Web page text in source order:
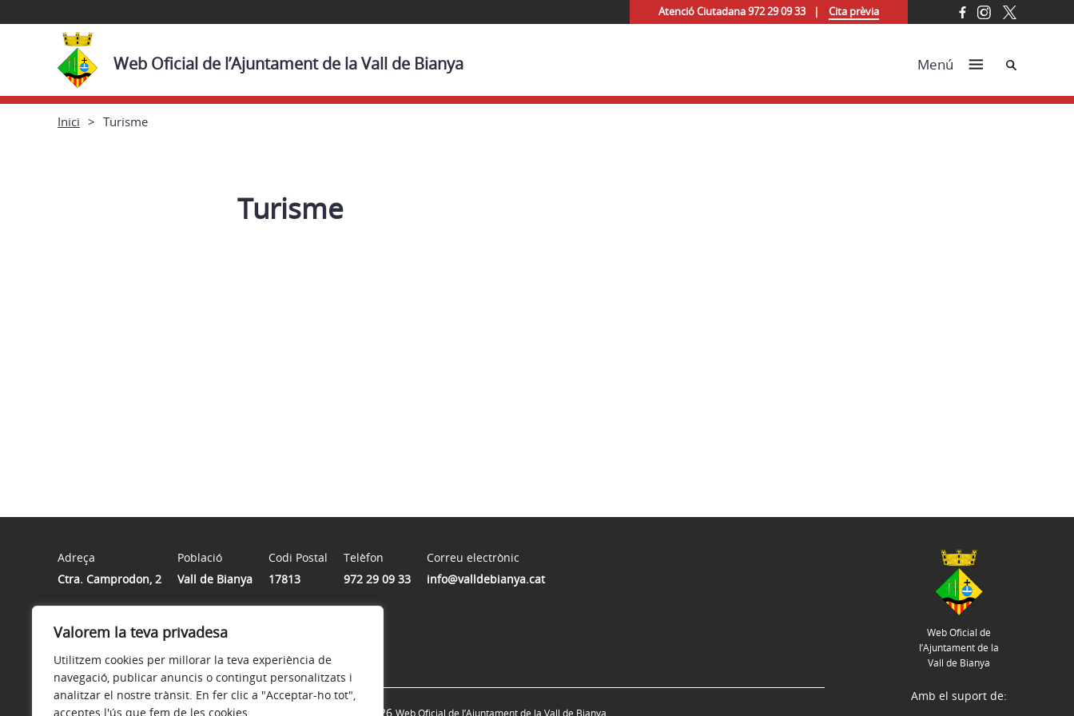
Valorem la teva privadesa
Utilitzem cookies per millorar la teva experiència de
navegació, publicar anuncis o contingut personalitzats i
analitzar el nostre trànsit. En fer clic a "Acceptar-ho tot",
acceptes l'ús que fem de les cookies.
Atenció Ciutadana 972 29 09 33 Cita prèvia
Web Oficial de l’Ajuntament de la Vall de Bianya Menú Cerca
Inici Turisme
Turisme
Adreça
Ctra. Camprodon, 2
Població
Vall de Bianya
Codi Postal
17813
Telèfon
972 29 09 33
Correu electrònic
info@valldebianya.cat
Horari
Web Oficial de
l’Ajuntament de la
Vall de Bianya
Avís legal Política de privacitat © 2026
Amb el suport de: